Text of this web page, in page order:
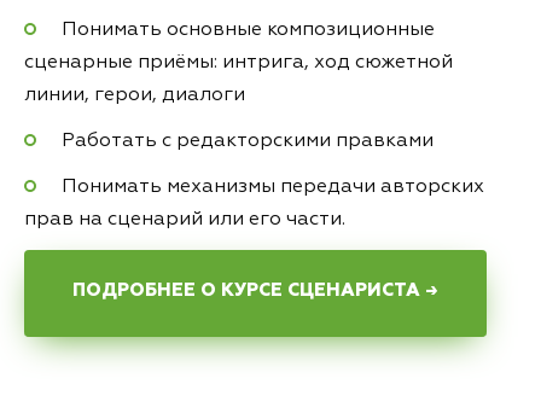
Понимать основные композиционные
сценарные приёмы: интрига, ход сюжетной
линии, герои, диалоги
Работать с редакторскими правками
Понимать механизмы передачи авторских
прав на сценарий или его части.
ПОДРОБНЕЕ О КУРСЕ СЦЕНАРИСТА →